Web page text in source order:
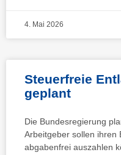
4. Mai 2026
Steuerfreie
geplant
Die Bundesregierung
Arbeitgeber sollen ihren
abgabenfrei auszahlen